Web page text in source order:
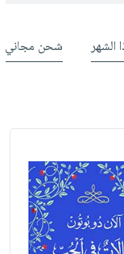
الشهر شحن مجاني